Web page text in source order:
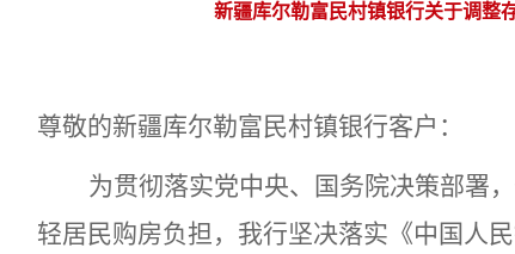
新疆库尔勒富民村镇银行关于调整
尊敬的新疆库尔勒富民村镇银行客户 ：
为贯彻落实党中央、国务院决策部署
轻居民购房负担，我行坚决落实《中国人